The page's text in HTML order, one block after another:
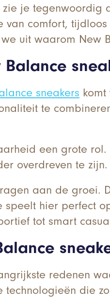
zie je
van comfort,
uit waarom New
sneakers
te
een grote
overdreven te
aan de groei.
speelt hier perfect
tot smart
redenen
technologieën die